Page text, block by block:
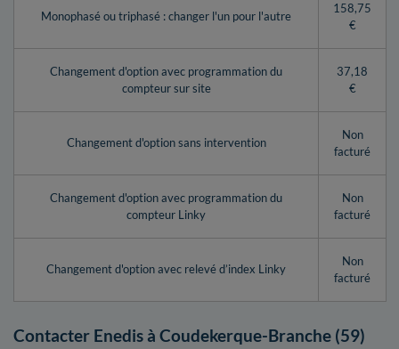
Monophasé ou triphasé : changer l'un pour l'autre
158,75
€
Changement d'option avec programmation du
compteur sur site
37,18
€
Changement d'option sans intervention
Non
facturé
Changement d'option avec programmation du
compteur Linky
Non
facturé
Changement d'option avec relevé d’index Linky
Non
facturé
Contacter Enedis à Coudekerque-Branche (59)